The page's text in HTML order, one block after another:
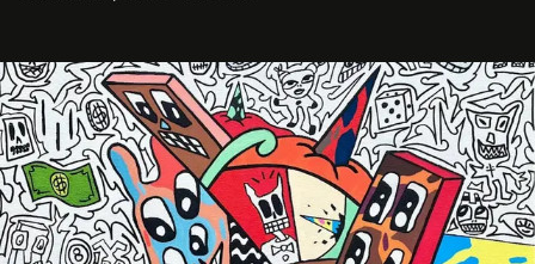
diseño y el universo outdoor.